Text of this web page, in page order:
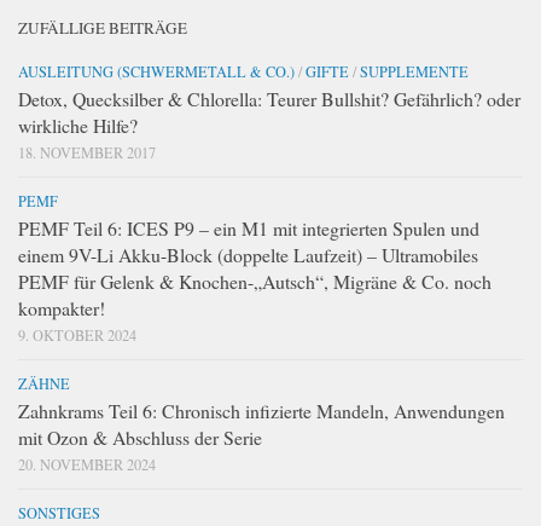
ZUFÄLLIGE BEITRÄGE
AUSLEITUNG (SCHWERMETALL & CO.)/GIFTE/SUPPLEMENTE
Detox, Quecksilber & Chlorella: Teurer Bullshit? Gefährlich? oder
wirkliche Hilfe?
18. NOVEMBER 2017
PEMF
PEMF Teil 6: ICES P9 – ein M1 mit integrierten Spulen und
einem 9V-Li Akku-Block (doppelte Laufzeit) – Ultramobiles
PEMF für Gelenk & Knochen-„Autsch“, Migräne & Co. noch
kompakter!
9. OKTOBER 2024
ZÄHNE
Zahnkrams Teil 6: Chronisch infizierte Mandeln, Anwendungen
mit Ozon & Abschluss der Serie
20. NOVEMBER 2024
SONSTIGES